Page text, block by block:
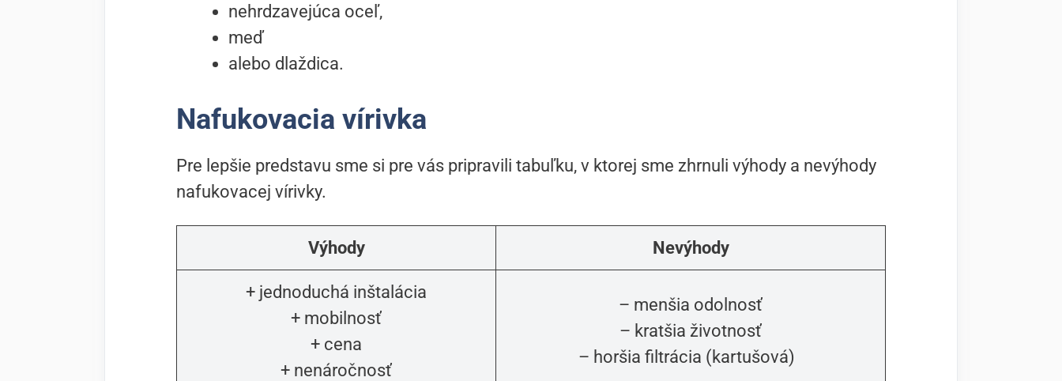
nehrdzavejúca oceľ,
meď
alebo dlaždica.
Nafukovacia vírivka
Pre lepšie predstavu sme si pre vás pripravili tabuľku, v ktorej sme zhrnuli výhody a nevýhody
nafukovacej vírivky.
Výhody Nevýhody
+ jednoduchá inštalácia
+ mobilnosť
+ cena
+ nenáročnosť
– menšia odolnosť
– kratšia životnosť
– horšia filtrácia (kartušová)